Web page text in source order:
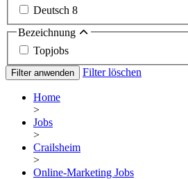
Deutsch 8
Bezeichnung
Topjobs
Filter anwenden Filter löschen
Home
>
Jobs
>
Crailsheim
>
Online-Marketing Jobs